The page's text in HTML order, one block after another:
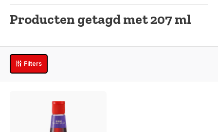
Producten getagd met 207 ml
Filters